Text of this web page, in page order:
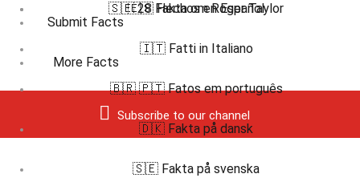
Submit Facts
More Facts
Subscribe to our channel
🇸🇪 28 Fakta om Roger Taylor
🇪🇸 Hechos en Español
🇮🇹 Fatti in Italiano
🇧🇷 🇵🇹 Fatos em português
🇩🇰 Fakta på dansk
🇸🇪 Fakta på svenska